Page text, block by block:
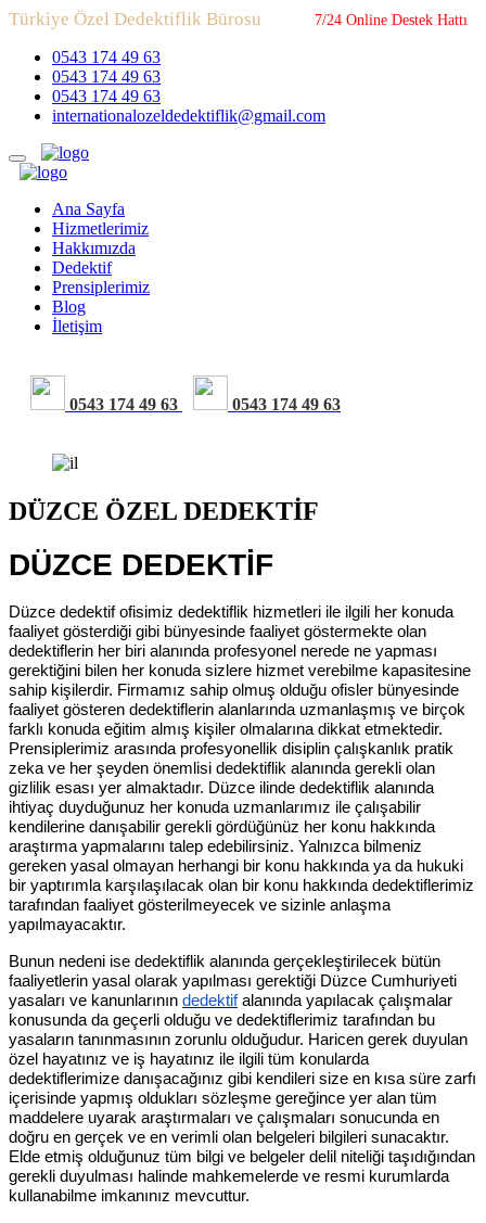
Türkiye Özel Dedektiflik Bürosu 7/24 Online Destek Hattı
0543 174 49 63
0543 174 49 63
0543 174 49 63
internationalozeldedektiflik@gmail.com
Ana Sayfa
Hizmetlerimiz
Hakkımızda
Dedektif
Prensiplerimiz
Blog
İletişim
0543 174 49 63 0543 174 49 63
DÜZCE ÖZEL DEDEKTİF
DÜZCE DEDEKTİF
Düzce dedektif ofisimiz dedektiflik hizmetleri ile ilgili her konuda
faaliyet gösterdiği gibi bünyesinde faaliyet göstermekte olan
dedektiflerin her biri alanında profesyonel nerede ne yapması
gerektiğini bilen her konuda sizlere hizmet verebilme kapasitesine
sahip kişilerdir. Firmamız sahip olmuş olduğu ofisler bünyesinde
faaliyet gösteren dedektiflerin alanlarında uzmanlaşmış ve birçok
farklı konuda eğitim almış kişiler olmalarına dikkat etmektedir.
Prensiplerimiz arasında profesyonellik disiplin çalışkanlık pratik
zeka ve her şeyden önemlisi dedektiflik alanında gerekli olan
gizlilik esası yer almaktadır. Düzce ilinde dedektiflik alanında
ihtiyaç duyduğunuz her konuda uzmanlarımız ile çalışabilir
kendilerine danışabilir gerekli gördüğünüz her konu hakkında
araştırma yapmalarını talep edebilirsiniz. Yalnızca bilmeniz
gereken yasal olmayan herhangi bir konu hakkında ya da hukuki
bir yaptırımla karşılaşılacak olan bir konu hakkında dedektiflerimiz
tarafından faaliyet gösterilmeyecek ve sizinle anlaşma
yapılmayacaktır.
Bunun nedeni ise dedektiflik alanında gerçekleştirilecek bütün
faaliyetlerin yasal olarak yapılması gerektiği Düzce Cumhuriyeti
yasaları ve kanunlarının dedektifalanında yapılacak çalışmalar
konusunda da geçerli olduğu ve dedektiflerimiz tarafından bu
yasaların tanınmasının zorunlu olduğudur. Haricen gerek duyulan
özel hayatınız ve iş hayatınız ile ilgili tüm konularda
dedektiflerimize danışacağınız gibi kendileri size en kısa süre zarfı
içerisinde yapmış oldukları sözleşme gereğince yer alan tüm
maddelere uyarak araştırmaları ve çalışmaları sonucunda en
doğru en gerçek ve en verimli olan belgeleri bilgileri sunacaktır.
Elde etmiş olduğunuz tüm bilgi ve belgeler delil niteliği taşıdığından
gerekli duyulması halinde mahkemelerde ve resmi kurumlarda
kullanabilme imkanınız mevcuttur.